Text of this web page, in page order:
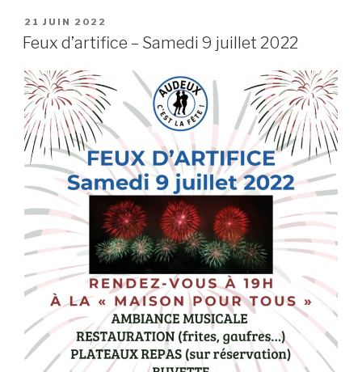
PUBLIÉ
LE
21 JUIN 2022
Feux d’artifice – Samedi 9 juillet 2022